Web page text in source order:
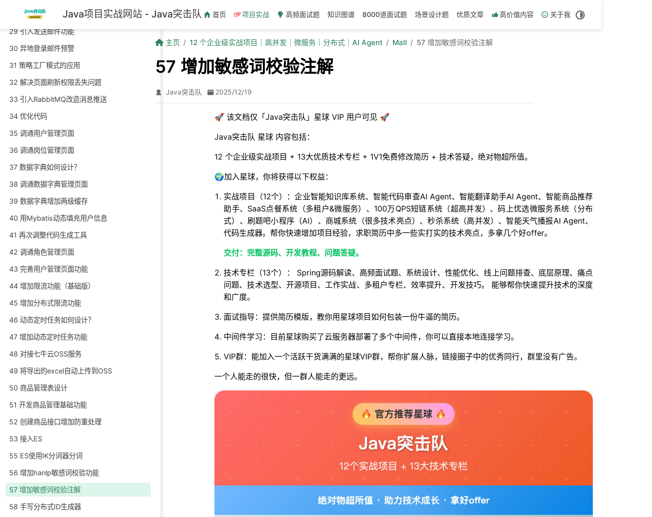
跳至主要內容 Java项目实战网站 - Java突击队 首页 项目实战 高频面试题 知识图谱 8000道面试题 场景设计题 优质文章 高价值内容 关于我
28 增加异地登录校验功能
29 引入发送邮件功能
30 异地登录邮件预警
31 策略工厂模式的应用
32 解决页面刷新权限丢失问题
33 引入RabbitMQ改造消息推送
34 优化代码
35 调通用户管理页面
36 调通岗位管理页面
37 数据字典如何设计？
38 调通数据字典管理页面
39 数据字典增加两级缓存
40 用Mybatis动态填充用户信息
41 再次调整代码生成工具
42 调通角色管理页面
43 完善用户管理页面功能
44 增加限流功能（基础版）
45 增加分布式限流功能
46 动态定时任务如何设计？
47 增加动态定时任务功能
48 对接七牛云OSS服务
49 将导出的excel自动上传到OSS
50 商品管理表设计
51 开发商品管理基础功能
52 创建商品接口增加防重处理
53 接入ES
55 ES使用IK分词器分词
56 增加hanlp敏感词校验功能
57 增加敏感词校验注解
58 手写分布式ID生成器
主页 12 个企业级实战项目｜高并发｜微服务｜分布式｜AI Agent Mall 57 增加敏感词校验注解
57 增加敏感词校验注解
Java突击队 2025/12/19
🚀 该文档仅「Java突击队」星球 VIP 用户可见 🚀
Java突击队 星球 内容包括：
12 个企业级实战项目 + 13大优质技术专栏 + 1V1免费修改简历 + 技术答疑，绝对物超所值。
🌍加入星球，你将获得以下权益：
实战项目（12个）：企业智能知识库系统、智能代码审查AI Agent、智能翻译助手AI Agent、智能商品推荐
助手、SaaS点餐系统（多租户&微服务）、100万QPS短链系统（超高并发）、码上优选微服务系统（分布
式）、刷题吧小程序（AI）、商城系统（很多技术亮点）、秒杀系统（高并发）、智能天气播报AI Agent、
代码生成器。帮你快速增加项目经验，求职简历中多一些实打实的技术亮点，多拿几个好offer。
交付：完整源码、开发教程、问题答疑。
技术专栏（13个）： Spring源码解读、高频面试题、系统设计、性能优化、线上问题排查、底层原理、痛点
问题、技术选型、开源项目、工作实战、多租户专栏、效率提升、开发技巧。 能够帮你快速提升技术的深度
和广度。
面试指导：提供简历模版，教你用星球项目如何包装一份牛逼的简历。
中间件学习：目前星球购买了云服务器部署了多个中间件，你可以直接本地连接学习。
VIP群：能加入一个活跃干货满满的星球VIP群，帮你扩展人脉，链接圈子中的优秀同行，群里没有广告。
一个人能走的很快，但一群人能走的更远。